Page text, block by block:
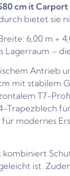
cm it
bietet sie
6,00 m +
Lagerraum –
Antrieb
mit stabilem
T7-
Trapezblech
für modernes
ist.